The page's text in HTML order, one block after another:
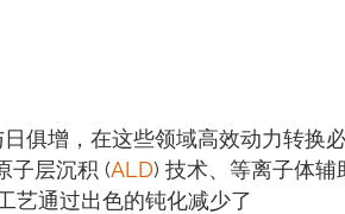
俱增，在这些领域高效动力转换
子层沉积 (ALD) 技术、等离子体辅
艺通过出色的钝化减少了